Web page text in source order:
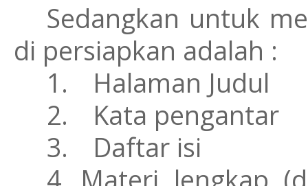
Sedangkan untuk
di persiapkan adalah :
1.
Halaman Judul
2.
Kata pengantar
3.
Daftar isi